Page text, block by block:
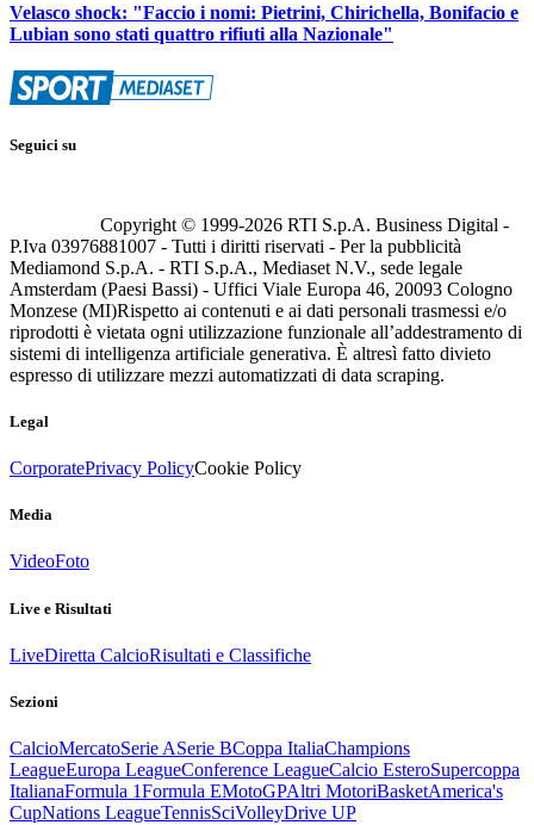
Velasco shock: "Faccio i nomi: Pietrini, Chirichella, Bonifacio e
Lubian sono stati quattro rifiuti alla Nazionale"
Seguici su
Copyright © 1999-2026 RTI S.p.A. Business Digital -
P.Iva 03976881007 - Tutti i diritti riservati - Per la pubblicità
Mediamond S.p.A. - RTI S.p.A., Mediaset N.V., sede legale
Amsterdam (Paesi Bassi) - Uffici Viale Europa 46, 20093 Cologno
Monzese (MI)Rispetto ai contenuti e ai dati personali trasmessi e/o
riprodotti è vietata ogni utilizzazione funzionale all’addestramento di
sistemi di intelligenza artificiale generativa. È altresì fatto divieto
espresso di utilizzare mezzi automatizzati di data scraping.
Legal
CorporatePrivacy PolicyCookie Policy
Media
VideoFoto
Live e Risultati
LiveDiretta CalcioRisultati e Classifiche
Sezioni
CalcioMercatoSerie ASerie BCoppa ItaliaChampions
LeagueEuropa LeagueConference LeagueCalcio EsteroSupercoppa
ItalianaFormula 1Formula EMotoGPAltri MotoriBasketAmerica's
CupNations LeagueTennisSciVolleyDrive UP